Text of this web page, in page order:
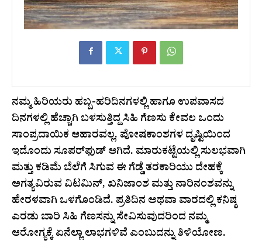
ನಮ್ಮ ಹಿರಿಯರು ಹಬ್ಬ-ಹರಿದಿನಗಳಲ್ಲಿ ಹಾಗೂ ಉಪವಾಸದ
ದಿನಗಳಲ್ಲಿ ಹೆಚ್ಚಾಗಿ ಬಳಸುತ್ತಿದ್ದ ಸಿಹಿ ಗೆಣಸು ಕೇವಲ ಒಂದು
ಸಾಂಪ್ರದಾಯಿಕ ಆಹಾರವಲ್ಲ. ಪೋಷಕಾಂಶಗಳ ದೃಷ್ಟಿಯಿಂದ
ಇದೊಂದು ಸೂಪರ್‌ಫುಡ್ ಆಗಿದೆ. ಮಾರುಕಟ್ಟೆಯಲ್ಲಿ ಸುಲಭವಾಗಿ
ಮತ್ತು ಕಡಿಮೆ ಬೆಲೆಗೆ ಸಿಗುವ ಈ ಗೆಡ್ಡೆ ತರಕಾರಿಯು ದೇಹಕ್ಕೆ
ಅಗತ್ಯವಿರುವ ವಿಟಮಿನ್, ಖನಿಜಾಂಶ ಮತ್ತು ನಾರಿನಂಶವನ್ನು
ಹೇರಳವಾಗಿ ಒಳಗೊಂಡಿದೆ. ಪ್ರತಿದಿನ ಅಥವಾ ವಾರದಲ್ಲಿ ಕನಿಷ್ಠ
ಎರಡು ಬಾರಿ ಸಿಹಿ ಗೆಣಸನ್ನು ಸೇವಿಸುವುದರಿಂದ ನಮ್ಮ
ಆರೋಗ್ಯಕ್ಕೆ ಏನೆಲ್ಲಾ ಲಾಭಗಳಿವೆ ಎಂಬುದನ್ನು ತಿಳಿಯೋಣ.